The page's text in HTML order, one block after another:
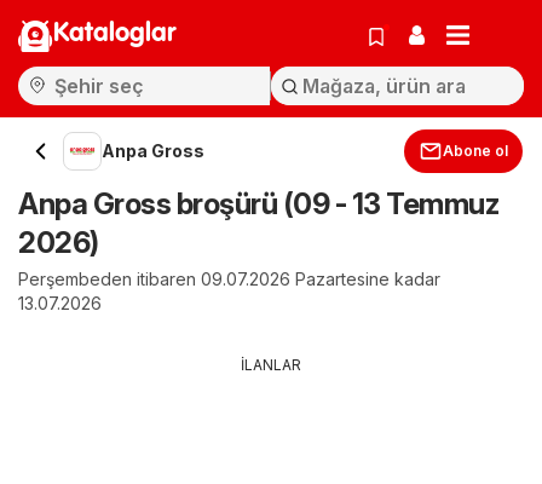
Kataloglar
Anpa Gross Abone ol
Anpa Gross broşürü (09 - 13 Temmuz
2026)
Perşembeden itibaren 09.07.2026 Pazartesine kadar
13.07.2026
İLANLAR